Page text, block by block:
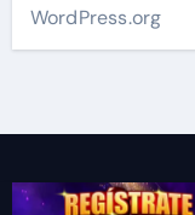
WordPress.org